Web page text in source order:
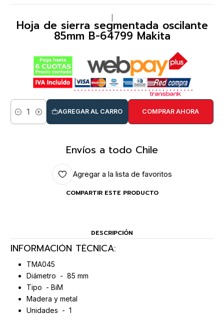
Hoja de sierra segmentada oscilante
85mm B-64799 Makita
Cantidad
AGREGAR AL CARRO COMPRAR AHORA
Envíos a todo Chile
Agregar a la lista de favoritos
COMPARTIR ESTE PRODUCTO
DESCRIPCIÓN
INFORMACIÓN TÉCNICA:
TMA045
Diámetro - 85 mm
Tipo - BiM
Madera y metal
Unidades - 1